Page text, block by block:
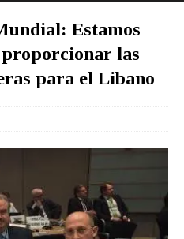
Estamos
las
para el Libano